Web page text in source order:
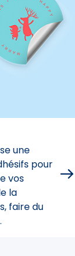
une
pour
vos
la
faire du